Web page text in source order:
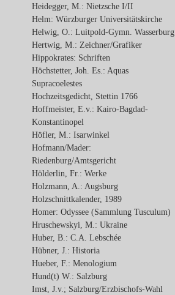
Heidegger, M.: Nietzsche I/II
Helm: Würzburger Universitätskirche
Helwig, O.: Luitpold-Gymn. Wasserburg
Hertwig, M.: Zeichner/Grafiker
Hippokrates: Schriften
Höchstetter, Joh. Es.: Aquas
Supracoelestes
Hochzeitsgedicht, Stettin 1766
Hoffmeister, E.v.: Kairo-Bagdad-
Konstantinopel
Höfler, M.: Isarwinkel
Hofmann/Mader:
Riedenburg/Amtsgericht
Hölderlin, Fr.: Werke
Holzmann, A.: Augsburg
Holzschnittkalender, 1989
Homer: Odyssee (Sammlung Tusculum)
Hruschewskyi, M.: Ukraine
Huber, B.: C.A. Lebschée
Hübner, J.: Historia
Hueber, F.: Menologium
Hund(t) W.: Salzburg
Imst, J.v.; Salzburg/Erzbischofs-Wahl